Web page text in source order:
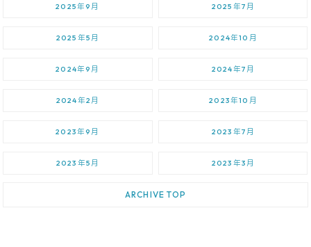
2025年9月 2025年7月
2025年5月 2024年10月
2024年9月 2024年7月
2024年2月 2023年10月
2023年9月 2023年7月
2023年5月 2023年3月
ARCHIVE TOP